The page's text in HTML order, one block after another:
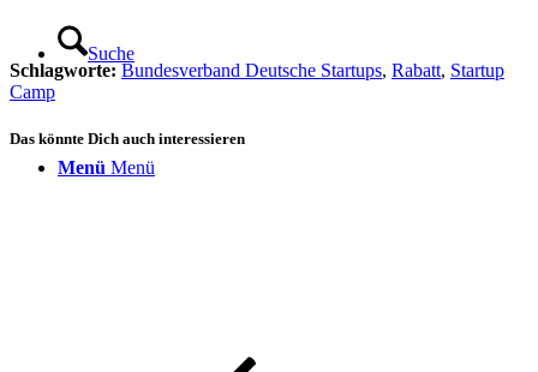
Suche
Menü Menü
Schlagworte: Bundesverband Deutsche Startups, Rabatt, Startup
Camp
Das könnte Dich auch interessieren